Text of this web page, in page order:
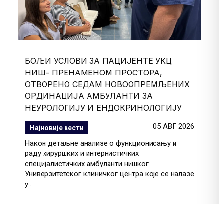
БОЉИ УСЛОВИ ЗА ПАЦИЈЕНТЕ УКЦ
НИШ- ПРЕНАМЕНОМ ПРОСТОРА,
ОТВОРЕНО СЕДАМ НОВООПРЕМЉЕНИХ
ОРДИНАЦИЈА АМБУЛАНТИ ЗА
НЕУРОЛОГИЈУ И ЕНДОКРИНОЛОГИЈУ
Најновије вести
05 АВГ 2026
Након детаљне анализе о функционисању и
раду хируршких и интернистичких
специјалистичких амбуланти нишког
Универзитетског клиничког центра које се налазе
у...